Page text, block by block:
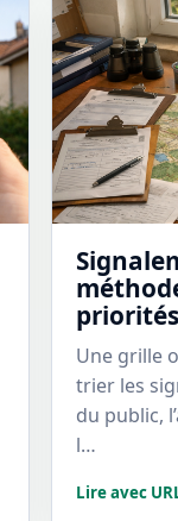
priorités
Une grille
trier les
du public,
l…
Lire avec